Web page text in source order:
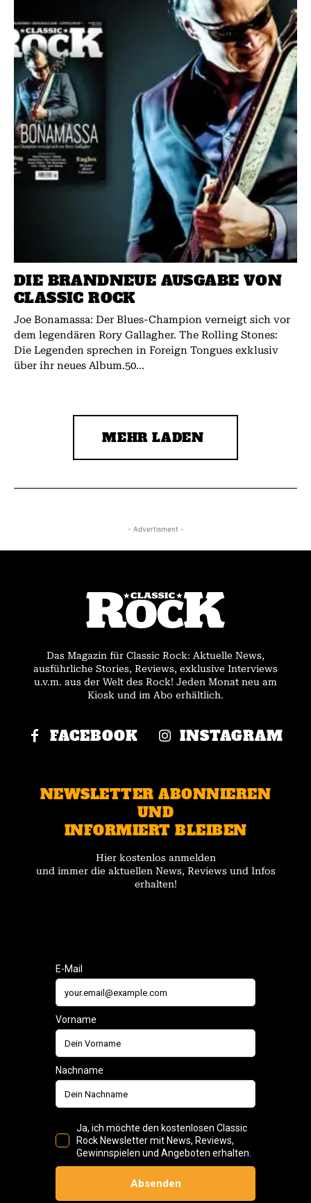
DIE BRANDNEUE AUSGABE VON
CLASSIC ROCK
Joe Bonamassa: Der Blues-Champion verneigt sich vor
dem legendären Rory Gallagher. The Rolling Stones:
Die Legenden sprechen in Foreign Tongues exklusiv
über ihr neues Album.50...
MEHR LADEN
- Advertisment -
Das Magazin für Classic Rock: Aktuelle News,
ausführliche Stories, Reviews, exklusive Interviews
u.v.m. aus der Welt des Rock! Jeden Monat neu am
Kiosk und im Abo erhältlich.
FACEBOOK INSTAGRAM
NEWSLETTER ABONNIEREN
UND
INFORMIERT BLEIBEN
Hier kostenlos anmelden
und immer die aktuellen News, Reviews und Infos
erhalten!